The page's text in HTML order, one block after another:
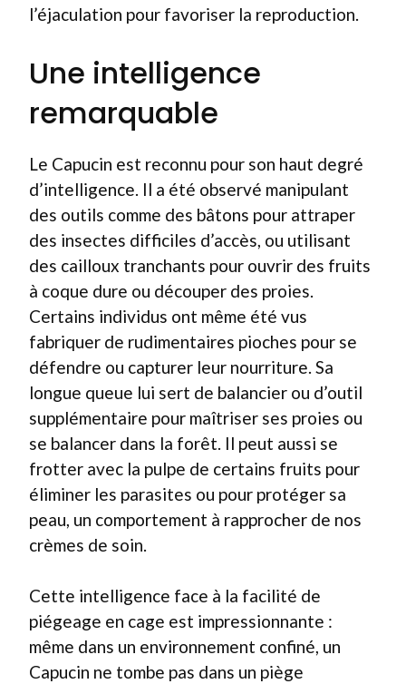
l’éjaculation pour favoriser la reproduction.
Une intelligence
remarquable
Le Capucin est reconnu pour son haut degré
d’intelligence. Il a été observé manipulant
des outils comme des bâtons pour attraper
des insectes difficiles d’accès, ou utilisant
des cailloux tranchants pour ouvrir des fruits
à coque dure ou découper des proies.
Certains individus ont même été vus
fabriquer de rudimentaires pioches pour se
défendre ou capturer leur nourriture. Sa
longue queue lui sert de balancier ou d’outil
supplémentaire pour maîtriser ses proies ou
se balancer dans la forêt. Il peut aussi se
frotter avec la pulpe de certains fruits pour
éliminer les parasites ou pour protéger sa
peau, un comportement à rapprocher de nos
crèmes de soin.
Cette intelligence face à la facilité de
piégeage en cage est impressionnante :
même dans un environnement confiné, un
Capucin ne tombe pas dans un piège